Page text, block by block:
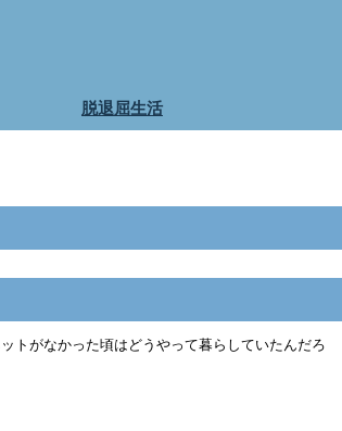
脱退屈生活
トがなかった頃はどうやって暮らしていたんだろ